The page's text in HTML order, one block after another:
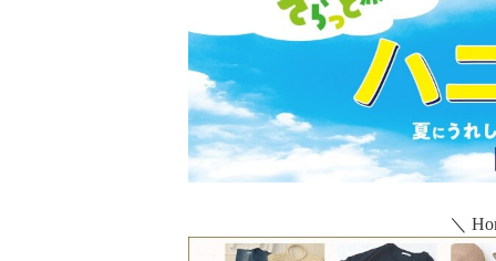
＼